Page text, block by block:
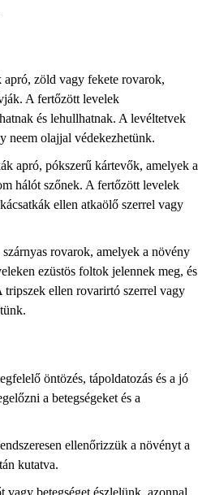
apró, zöld vagy fekete rovarok,
A fertőzött levelek
és lehullhatnak. A levéltetvek
neem olajjal védekezhetünk.
apró, pókszerű kártevők, amelyek a
hálót szőnek. A fertőzött levelek
ellen atkaölő szerrel vagy
rovarok, amelyek a növény
ezüstös foltok jelennek meg, és
ellen rovarirtó szerrel vagy
öntözés, tápoldatozás és a jó
a betegségeket és a
ellenőrizzük a növényt a
kutatva.